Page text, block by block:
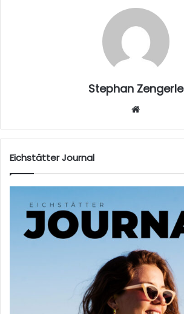
Stephan Zengerle
sei
Eichstätter Journal